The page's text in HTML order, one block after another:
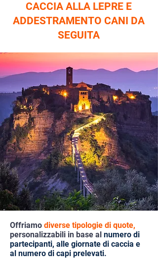
CACCIA ALLA LEPRE E
ADDESTRAMENTO CANI DA
SEGUITA
Offriamo diverse tipologie di quote,
personalizzabili in base al numero di
partecipanti, alle giornate di caccia e
al numero di capi prelevati.